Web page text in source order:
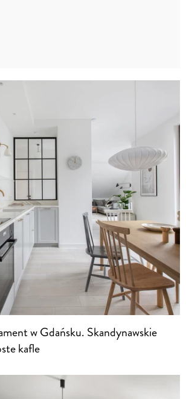
w Gdańsku. Skandynawskie
kafle